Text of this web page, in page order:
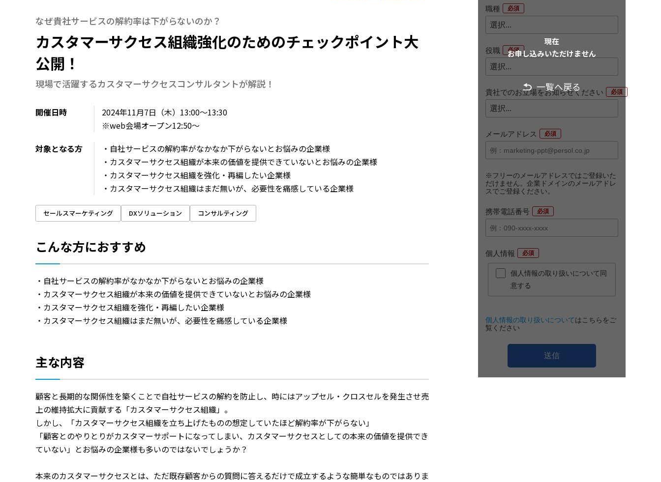
なぜ貴社サービスの解約率は下がらないのか？
カスタマーサクセス組織強化のためのチェックポイント大
公開！
現場で活躍するカスタマーサクセスコンサルタントが解説！
開催日時
2024年11月7日（木）13:00～13:30
※web会場オープン12:50～
対象となる方
・自社サービスの解約率がなかなか下がらないとお悩みの企業様
・カスタマーサクセス組織が本来の価値を提供できていないとお悩みの企業様
・カスタマーサクセス組織を強化・再編したい企業様
・カスタマーサクセス組織はまだ無いが、必要性を痛感している企業様
セールスマーケティング DXソリューション コンサルティング
こんな方におすすめ
・自社サービスの解約率がなかなか下がらないとお悩みの企業様
・カスタマーサクセス組織が本来の価値を提供できていないとお悩みの企業様
・カスタマーサクセス組織を強化・再編したい企業様
・カスタマーサクセス組織はまだ無いが、必要性を痛感している企業様
主な内容
顧客と長期的な関係性を築くことで自社サービスの解約を防止し、時にはアップセル・クロスセルを発生させ売
上の維持拡大に貢献する「カスタマーサクセス組織」。
しかし、「カスタマーサクセス組織を立ち上げたものの想定していたほど解約率が下がらない」
「顧客とのやりとりがカスタマーサポートになってしまい、カスタマーサクセスとしての本来の価値を提供でき
ていない」とお悩みの企業様も多いのではないでしょうか？
本来のカスタマーサクセスとは、ただ既存顧客からの質問に答えるだけで成立するような簡単なものではありま
現在
お申し込みいただけません
一覧へ戻る
*
職種
*
役職
*
貴社でのお立場をお知らせください
*
メールアドレス
※フリーのメールアドレスではご登録いた
だけません。企業ドメインのメールアドレ
スでご登録ください。
*
携帯電話番号
*
個人情報
個人情報の取り扱いについて同
意する
個人情報の取り扱いについてはこちらをご
覧ください
送信